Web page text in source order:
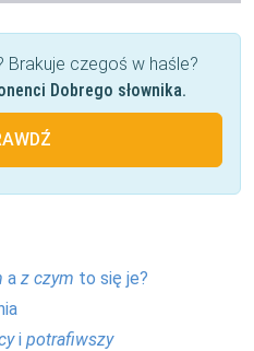
Brakuje czegoś w haśle?
Dobrego słownika.
a z czym to się je?
i potrafiwszy